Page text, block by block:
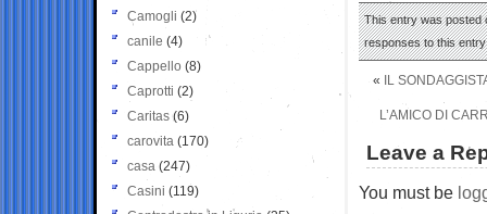
This entry was posted
responses to this
« IL
L’AMICO DI
Leave a
You must be
Camogli (2)
canile (4)
Cappello (8)
Caprotti (2)
Caritas (6)
carovita (170)
casa (247)
Casini (119)